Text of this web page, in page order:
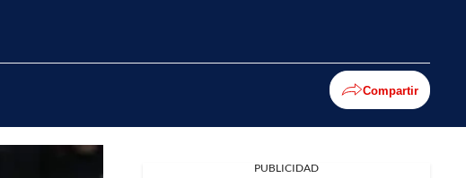
Compartir
PUBLICIDAD